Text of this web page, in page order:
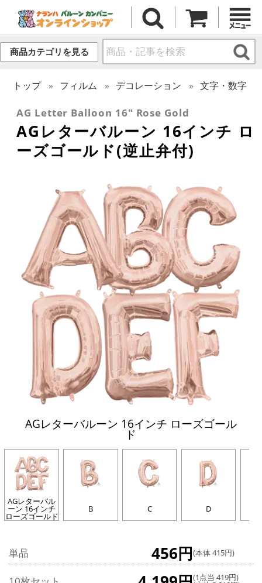
商品カテゴリを見る
トップ フィルム デコレーション 文字・数字
AG Letter Balloon 16" Rose Gold
AGレターバルーン 16インチ ロ
ーズゴールド(逆止弁付)
AGレターバルーン 16インチ ローズゴール
ド
AGレターバル
ーン 16インチ
ローズゴールド
B C D
単品 456円(本体 415円)
(1点当 419円)